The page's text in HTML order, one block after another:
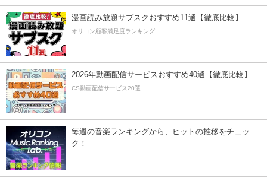
漫画読み放題サブスクおすすめ11選【徹底比較】
オリコン顧客満足度ランキング
2026年動画配信サービスおすすめ40選【徹底比較】
CS動画配信サービス20選
毎週の音楽ランキングから、ヒットの推移をチェッ
ク！